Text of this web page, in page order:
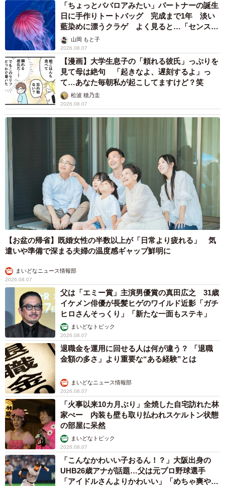
「ちょっとババロアみたい」パートナーの誕生
日に手作りトートバッグ 完成まで1年 淡い
藍染めに漂うクラゲ よく見ると…「センスす
ごい」山岡 もと子
2026.08.07
【漫画】大学生息子の「頼れる彼氏」っぷりを
見て母は絶句 「起きなよ、遅刻するよ」っ
て…あなた毎朝私が起こしてますけど？笑
松波 穂乃圭
2026.08.07
【お盆の帰省】既婚女性の半数以上が「日常より疲れる」 気
遣いや準備で深まる夫婦の温度感ギャップ鮮明に
まいどなニュース情報部
2026.08.07
父は「エミー賞」主演男優賞の真田広之 31歳
イケメン俳優が長髪ヒゲのワイルド近影「ガチ
ヒロさんそっくり」「新たな一面もステキ」
まいどなトピック
2026.08.07
退職金を運用に回せる人は何が違う？ 「退職
金額の多さ」より重要な“ある経験”とは
まいどなニュース情報部
2026.08.07
「火事以来10カ月ぶり」全焼した自宅訪れた林
家ぺー 内装も壁も取り払われスケルトン状態
の部屋に呆然
まいどなトピック
2026.08.07
「こんなかわいい子おるん！？」大阪出身の
UHB26歳アナが話題…父は元プロ野球選手
「アイドルさんよりかわいい」「めちゃ爽や